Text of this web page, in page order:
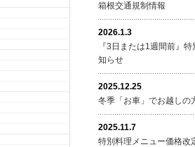
箱根交通規制情報
2026.1.3
『3日または1週間前』
知らせ
2025.12.25
冬季「お車」でお越しの
2025.11.7
特別料理メニュー価格改